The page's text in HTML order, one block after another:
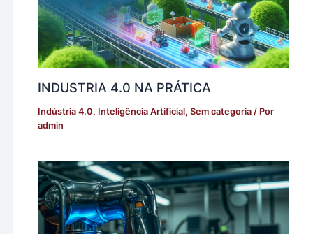
INDUSTRIA 4.0 NA PRÁTICA
Indústria 4.0, Inteligência Artificial,Sem categoria / Por
admin